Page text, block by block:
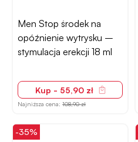
Men Stop środek na
opóźnienie wytrysku –
stymulacja erekcji 18 ml
Kup - 55,90 zł
Najniższa cena: 108,90 zł
-35%